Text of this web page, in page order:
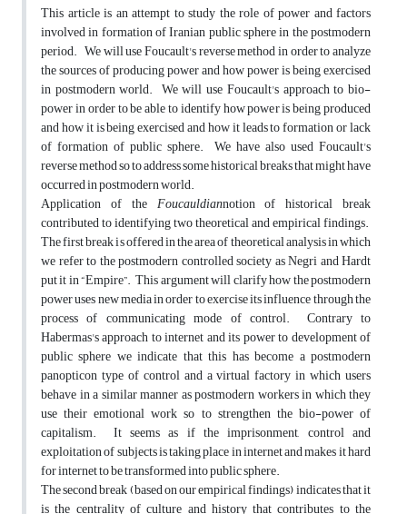
This article is an attempt to study the role of power and factors
involved in formation of Iranian public sphere in the postmodern
period. We will use Foucault's reverse method in order to analyze
the sources of producing power and how power is being exercised
in postmodern world. We will use Foucault's approach to bio-
power in order to be able to identify how power is being produced
and how it is being exercised and how it leads to formation or lack
of formation of public sphere. We have also used Foucault's
reverse method so to address some historical breaks that might have
occurred in postmodern world.
Application of the Foucauldiannotion of historical break
contributed to identifying two theoretical and empirical findings.
The first break is offered in the area of theoretical analysis in which
we refer to the postmodern controlled society as Negri and Hardt
put it in “Empire”. This argument will clarify how the postmodern
power uses new media in order to exercise its influence through the
process of communicating mode of control. Contrary to
Habermas's approach to internet and its power to development of
public sphere we indicate that this has become a postmodern
panopticon type of control and a virtual factory in which users
behave in a similar manner as postmodern workers in which they
use their emotional work so to strengthen the bio-power of
capitalism. It seems as if the imprisonment, control and
exploitation of subjects is taking place in internet and makes it hard
for internet to be transformed into public sphere.
The second break (based on our empirical findings) indicates that it